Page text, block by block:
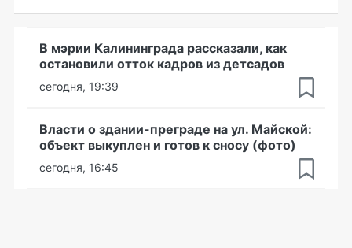
В мэрии Калининграда рассказали, как
остановили отток кадров из детсадов
сегодня, 19:39
Власти о здании-преграде на ул. Майской:
объект выкуплен и готов к сносу (фото)
сегодня, 16:45